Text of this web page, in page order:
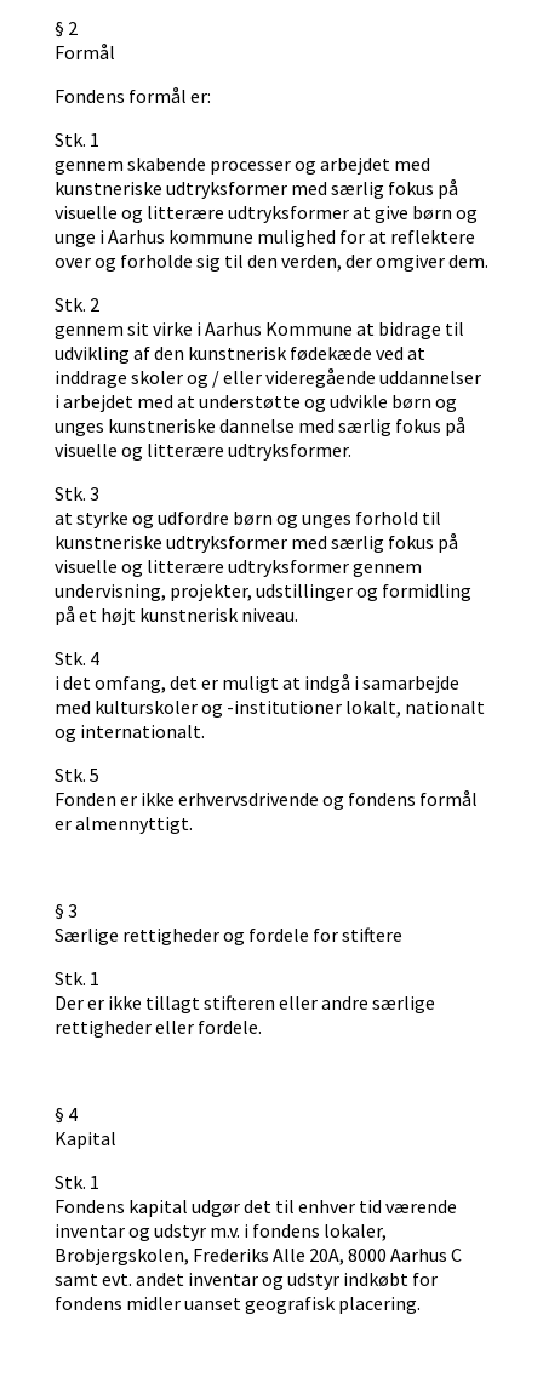
§ 2
Formål
Fondens formål er:
Stk. 1
gennem skabende processer og arbejdet med
kunstneriske udtryksformer med særlig fokus på
visuelle og litterære udtryksformer at give børn og
unge i Aarhus kommune mulighed for at reflektere
over og forholde sig til den verden, der omgiver dem.
Stk. 2
gennem sit virke i Aarhus Kommune at bidrage til
udvikling af den kunstnerisk fødekæde ved at
inddrage skoler og / eller videregående uddannelser
i arbejdet med at understøtte og udvikle børn og
unges kunstneriske dannelse med særlig fokus på
visuelle og litterære udtryksformer.
Stk. 3
at styrke og udfordre børn og unges forhold til
kunstneriske udtryksformer med særlig fokus på
visuelle og litterære udtryksformer gennem
undervisning, projekter, udstillinger og formidling
på et højt kunstnerisk niveau.
Stk. 4
i det omfang, det er muligt at indgå i samarbejde
med kulturskoler og -institutioner lokalt, nationalt
og internationalt.
Stk. 5
Fonden er ikke erhvervsdrivende og fondens formål
er almennyttigt.
§ 3
Særlige rettigheder og fordele for stiftere
Stk. 1
Der er ikke tillagt stifteren eller andre særlige
rettigheder eller fordele.
§ 4
Kapital
Stk. 1
Fondens kapital udgør det til enhver tid værende
inventar og udstyr m.v. i fondens lokaler,
Brobjergskolen, Frederiks Alle 20A, 8000 Aarhus C
samt evt. andet inventar og udstyr indkøbt for
fondens midler uanset geografisk placering.